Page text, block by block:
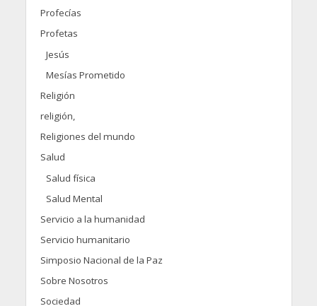
Profecías
Profetas
Jesús
Mesías Prometido
Religión
religión,
Religiones del mundo
Salud
Salud física
Salud Mental
Servicio a la humanidad
Servicio humanitario
Simposio Nacional de la Paz
Sobre Nosotros
Sociedad